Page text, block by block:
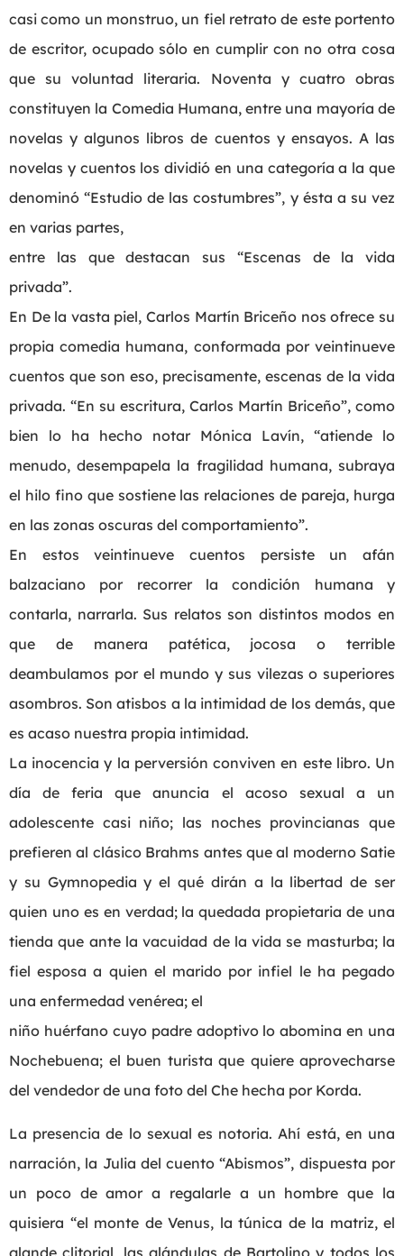
casi como un monstruo, un fiel retrato de este portento
de escritor, ocupado sólo en cumplir con no otra cosa
que su voluntad literaria. Noventa y cuatro obras
constituyen la Comedia Humana, entre una mayoría de
novelas y algunos libros de cuentos y ensayos. A las
novelas y cuentos los dividió en una categoría a la que
denominó “Estudio de las costumbres”, y ésta a su vez
en varias partes,
entre las que destacan sus “Escenas de la vida
privada”.
En De la vasta piel, Carlos Martín Briceño nos ofrece su
propia comedia humana, conformada por veintinueve
cuentos que son eso, precisamente, escenas de la vida
privada. “En su escritura, Carlos Martín Briceño”, como
bien lo ha hecho notar Mónica Lavín, “atiende lo
menudo, desempapela la fragilidad humana, subraya
el hilo fino que sostiene las relaciones de pareja, hurga
en las zonas oscuras del comportamiento”.
En estos veintinueve cuentos persiste un afán
balzaciano por recorrer la condición humana y
contarla, narrarla. Sus relatos son distintos modos en
que de manera patética, jocosa o terrible
deambulamos por el mundo y sus vilezas o superiores
asombros. Son atisbos a la intimidad de los demás, que
es acaso nuestra propia intimidad.
La inocencia y la perversión conviven en este libro. Un
día de feria que anuncia el acoso sexual a un
adolescente casi niño; las noches provincianas que
prefieren al clásico Brahms antes que al moderno Satie
y su Gymnopedia y el qué dirán a la libertad de ser
quien uno es en verdad; la quedada propietaria de una
tienda que ante la vacuidad de la vida se masturba; la
fiel esposa a quien el marido por infiel le ha pegado
una enfermedad venérea; el
niño huérfano cuyo padre adoptivo lo abomina en una
Nochebuena; el buen turista que quiere aprovecharse
del vendedor de una foto del Che hecha por Korda.
La presencia de lo sexual es notoria. Ahí está, en una
narración, la Julia del cuento “Abismos”, dispuesta por
un poco de amor a regalarle a un hombre que la
quisiera “el monte de Venus, la túnica de la matriz, el
glande clitorial, las glándulas de Bartolino y todos los